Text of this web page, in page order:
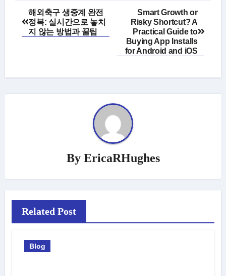
Post
navigation
해외축구 생중계 완전
정복: 실시간으로 놓치
지 않는 방법과 꿀팁
Smart Growth or
Risky Shortcut? A
Practical Guide to
Buying App Installs
for Android and iOS
By EricaRHughes
Related Post
Blog